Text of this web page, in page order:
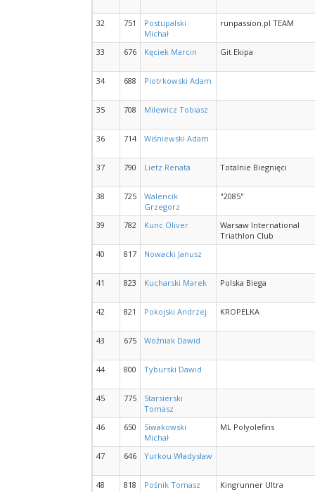
32 751
Postupalski
Michał
runpassion.pl TEAM
33 676 Kęciek Marcin Git Ekipa
34 688 Piotrkowski Adam
35 708 Milewicz Tobiasz
36 714 Wiśniewski Adam
37 790 Lietz Renata Totalnie Biegnięci
38 725
Walencik
Grzegorz
"2085"
39 782 Kunc Oliver
Warsaw International
Triathlon Club
40
817 Nowacki Janusz
41 823 Kucharski Marek Polska Biega
42 821 Pokojski Andrzej KROPELKA
43 675 Woźniak Dawid
44 800 Tyburski Dawid
45 775
Starsierski
Tomasz
46
650
Siwakowski
Michał
ML Polyolefins
47 646 Yurkou Władysław
48 818 Pośnik Tomasz Kingrunner Ultra